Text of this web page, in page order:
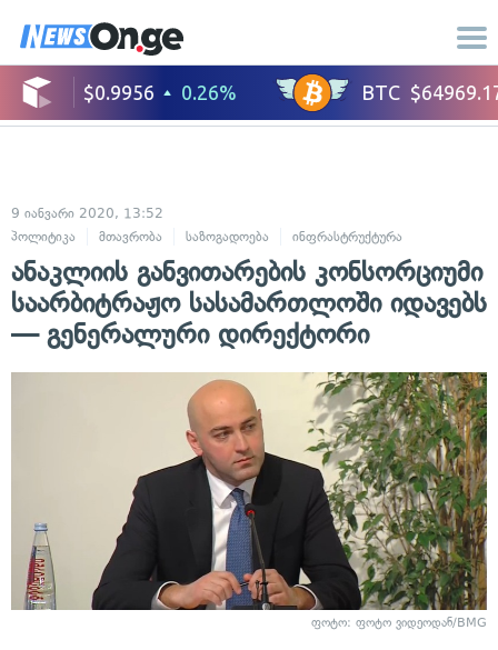
9 იანვარი 2020, 13:52
პოლიტიკა
მთავრობა საზოგადოება ინფრასტრუქტურა
ანაკლიის განვითარების კონსორციუმი
საარბიტრაჟო სასამართლოში იდავებს
— გენერალური დირექტორი
ფოტო: ფოტო ვიდეოდან/BMG